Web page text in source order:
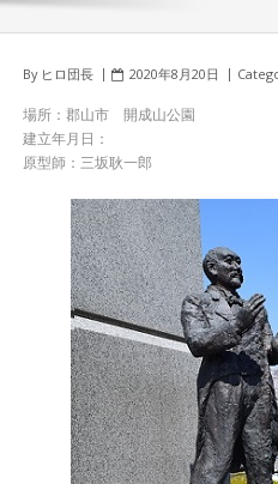
By ヒロ団長 2020年8月20日
場所：郡山市 開成山公園
建立年月日：
原型師：三坂耿一郎